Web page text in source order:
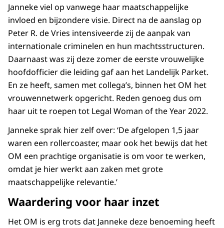
Janneke viel op vanwege haar maatschappelijke
invloed en bijzondere visie. Direct na de aanslag op
Peter R. de Vries intensiveerde zij de aanpak van
internationale criminelen en hun machtsstructuren.
Daarnaast was zij deze zomer de eerste vrouwelijke
hoofdofficier die leiding gaf aan het Landelijk Parket.
En ze heeft, samen met collega’s, binnen het OM het
vrouwennetwerk opgericht. Reden genoeg dus om
haar uit te roepen tot Legal Woman of the Year 2022.
Janneke sprak hier zelf over: ‘De afgelopen 1,5 jaar
waren een rollercoaster, maar ook het bewijs dat het
OM een prachtige organisatie is om voor te werken,
omdat je hier werkt aan zaken met grote
maatschappelijke relevantie.’
Waardering voor haar inzet
Het OM is erg trots dat Janneke deze benoeming heeft